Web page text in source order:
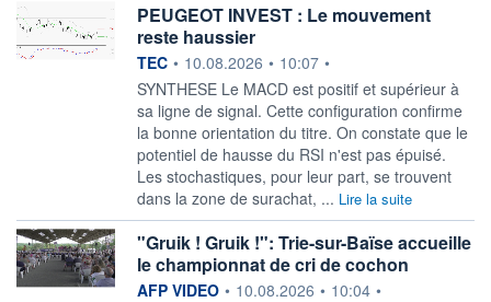
PEUGEOT INVEST : Le mouvement
reste haussier
information fournie par
TEC • 10.08.2026 • 10:07 •
SYNTHESE Le MACD est positif et supérieur à
sa ligne de signal. Cette configuration confirme
la bonne orientation du titre. On constate que le
potentiel de hausse du RSI n'est pas épuisé.
Les stochastiques, pour leur part, se trouvent
dans la zone de surachat, ... Lire la suite
"Gruik ! Gruik !": Trie-sur-Baïse accueille
le championnat de cri de cochon
information fournie par
AFP VIDEO • 10.08.2026 • 10:04 •